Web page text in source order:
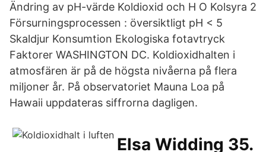
Ändring av pH-värde Koldioxid och H O Kolsyra 2
Försurningsprocessen : översiktligt pH < 5
Skaldjur Konsumtion Ekologiska fotavtryck
Faktorer WASHINGTON DC. Koldioxidhalten i
atmosfären är på de högsta nivåerna på flera
miljoner år. På observatoriet Mauna Loa på
Hawaii uppdateras siffrorna dagligen.
Elsa Widding 35.